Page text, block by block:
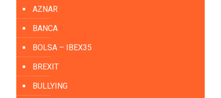
AZNAR
BANCA
BOLSA – IBEX35
BREXIT
BULLYING